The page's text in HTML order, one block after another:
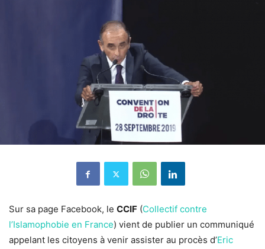
Sur sa page Facebook, le CCIF (Collectif contre
l’Islamophobie en France) vient de publier un communiqué
appelant les citoyens à venir assister au procès d’Eric